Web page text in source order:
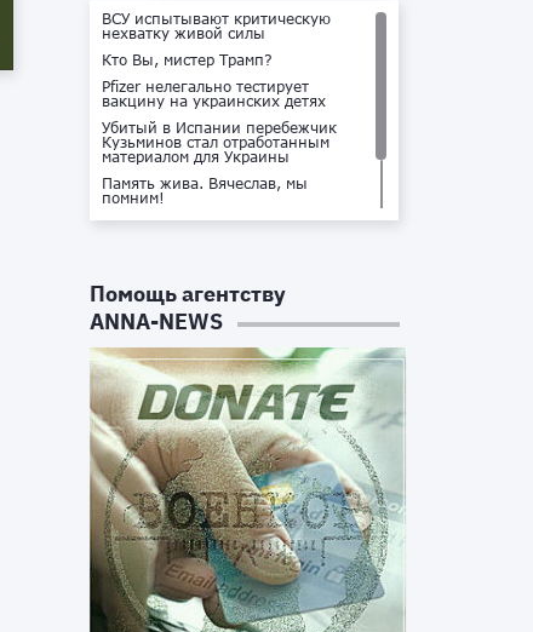
ВСУ испытывают критическую
нехватку живой силы
Кто Вы, мистер Трамп?
Pfizer нелегально тестирует
вакцину на украинских детях
Убитый в Испании перебежчик
Кузьминов стал отработанным
материалом для Украины
Память жива. Вячеслав, мы
помним!
Не доставайся ты никому!
Помощь агентству
ANNA-NEWS